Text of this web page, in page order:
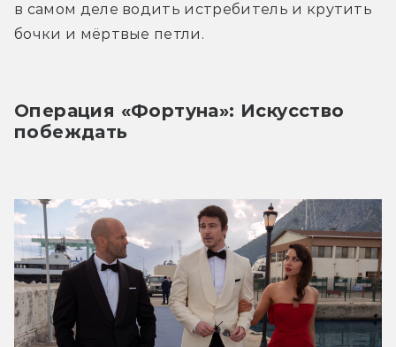
в самом деле водить истребитель и крутить
бочки и мёртвые петли.
Операция «Фортуна»: Искусство
побеждать